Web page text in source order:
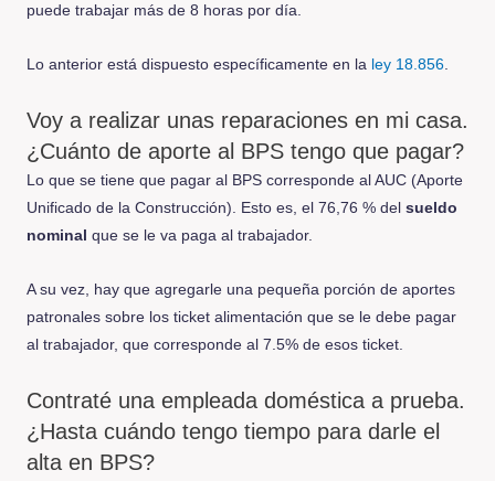
puede trabajar más de 8 horas por día.
Lo anterior está dispuesto específicamente en la ley 18.856
Voy a realizar unas reparaciones en mi casa.
¿Cuánto de aporte al BPS tengo que pagar?
Lo que se tiene que pagar al BPS corresponde al AUC (Aporte
Unificado de la Construcción). Esto es, el 76,76 % del sueldo
nominal que se le va paga al trabajador.
A su vez, hay que agregarle una pequeña porción de aportes
patronales sobre los ticket alimentación que se le debe pagar
al trabajador, que corresponde al 7.5% de esos ticket.
Contraté una empleada doméstica a prueba.
¿Hasta cuándo tengo tiempo para darle el
alta en BPS?